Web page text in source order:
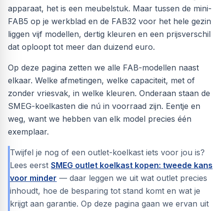
apparaat, het is een meubelstuk. Maar tussen de mini-
FAB5 op je werkblad en de FAB32 voor het hele gezin
liggen vijf modellen, dertig kleuren en een prijsverschil
dat oploopt tot meer dan duizend euro.
Op deze pagina zetten we alle FAB-modellen naast
elkaar. Welke afmetingen, welke capaciteit, met of
zonder vriesvak, in welke kleuren. Onderaan staan de
SMEG-koelkasten die nú in voorraad zijn. Eentje en
weg, want we hebben van elk model precies één
exemplaar.
Twijfel je nog of een outlet-koelkast iets voor jou is?
Lees eerst SMEG outlet koelkast kopen: tweede kans
voor minder — daar leggen we uit wat outlet precies
inhoudt, hoe de besparing tot stand komt en wat je
krijgt aan garantie. Op deze pagina gaan we ervan uit